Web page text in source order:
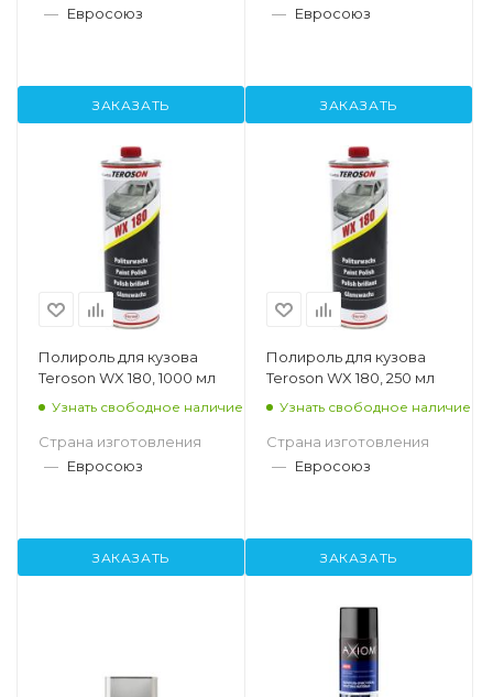
— Евросоюз
ЗАКАЗАТЬ
— Евросоюз
ЗАКАЗАТЬ
Полироль для кузова
Teroson WX 180, 1000 мл
Узнать свободное наличие
Страна изготовления
— Евросоюз
ЗАКАЗАТЬ
Полироль для кузова
Teroson WX 180, 250 мл
Узнать свободное наличие
Страна изготовления
— Евросоюз
ЗАКАЗАТЬ